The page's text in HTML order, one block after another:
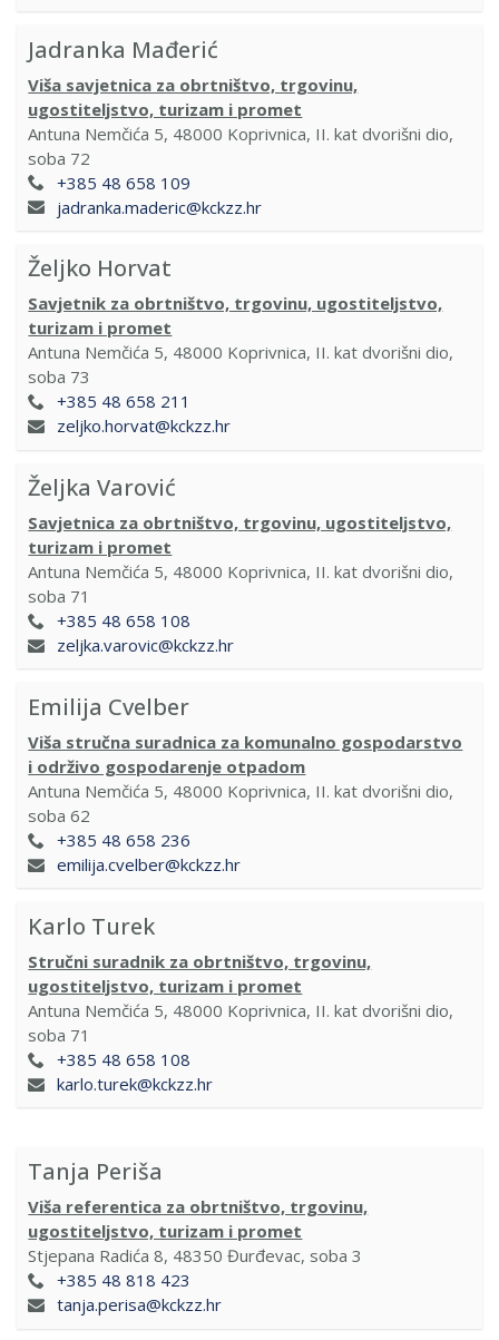
Jadranka Mađerić
Viša savjetnica za obrtništvo, trgovinu,
ugostiteljstvo, turizam i promet
Antuna Nemčića 5, 48000 Koprivnica, II. kat dvorišni dio,
soba 72
+385 48 658 109
jadranka.maderic@kckzz.hr
Željko Horvat
Savjetnik za obrtništvo, trgovinu, ugostiteljstvo,
turizam i promet
Antuna Nemčića 5, 48000 Koprivnica, II. kat dvorišni dio,
soba 73
+385 48 658 211
zeljko.horvat@kckzz.hr
Željka Varović
Savjetnica za obrtništvo, trgovinu, ugostiteljstvo,
turizam i promet
Antuna Nemčića 5, 48000 Koprivnica, II. kat dvorišni dio,
soba 71
+385 48 658 108
zeljka.varovic@kckzz.hr
Emilija Cvelber
Viša stručna suradnica za komunalno gospodarstvo
i održivo gospodarenje otpadom
Antuna Nemčića 5, 48000 Koprivnica, II. kat dvorišni dio,
soba 62
+385 48 658 236
emilija.cvelber@kckzz.hr
Karlo Turek
Stručni suradnik za obrtništvo, trgovinu,
ugostiteljstvo, turizam i promet
Antuna Nemčića 5, 48000 Koprivnica, II. kat dvorišni dio,
soba 71
+385 48 658 108
karlo.turek@kckzz.hr
Tanja Periša
Viša referentica za obrtništvo, trgovinu,
ugostiteljstvo, turizam i promet
Stjepana Radića 8, 48350 Đurđevac, soba 3
+385 48 818 423
tanja.perisa@kckzz.hr